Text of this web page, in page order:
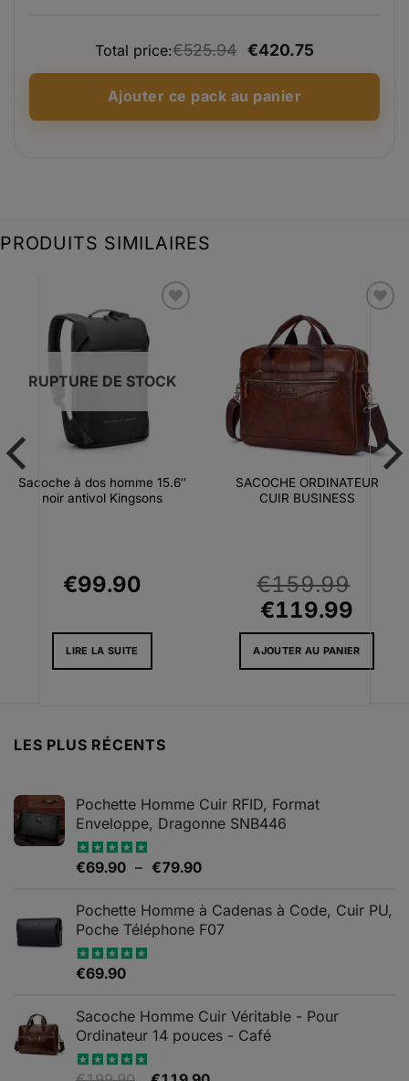
€159.99.€127.99.
Total price:€525.94 €420.75
Ajouter ce pack au panier
PRODUITS SIMILAIRES
à la liste
d’envies
RUPTURE DE STOCK
Sacoche à dos homme 15.6″
noir antivol Kingsons
€99.90
LIRE LA SUITE
d’envies
SACOCHE ORDINATEUR
CUIR BUSINESS
€159.99
Le
prix
initial
€119.99
prix
AJOUTER AU PANIER
LES PLUS RÉCENTS
Pochette Homme Cuir RFID, Format
Enveloppe, Dragonne SNB446
Note5.00
€69.90 – €79.90Plage
prix :
€69.90
Pochette Homme à Cadenas à Code, Cuir PU,
Poche Téléphone F07
Note4.67
€69.90
Sacoche Homme Cuir Véritable - Pour
Ordinateur 14 pouces - Café